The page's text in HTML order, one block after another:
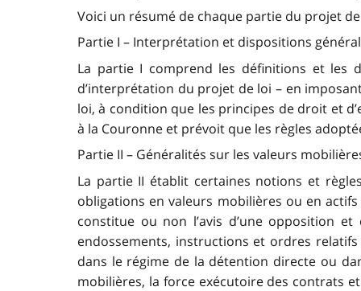
Voici un résumé de chaque partie du projet
Partie I – Interprétation et dispositions
La partie I comprend les définitions et les
d’interprétation du projet de loi – en
loi, à condition que les principes de droit et
à la Couronne et prévoit que les règles
Partie II – Généralités sur les valeurs
La partie II établit certaines notions et
obligations en valeurs mobilières ou en
constitue ou non l’avis d’une opposition
endossements, instructions et ordres
dans le régime de la détention directe ou
mobilières, la force exécutoire des contrats